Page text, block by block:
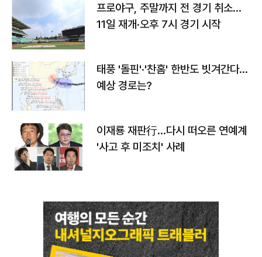
프로야구, 주말까지 전 경기 취소…
11일 재개·오후 7시 경기 시작
태풍 '돌핀'·'찬홈' 한반도 빗겨간다…
예상 경로는?
이재룡 재판行…다시 떠오른 연예계
'사고 후 미조치' 사례